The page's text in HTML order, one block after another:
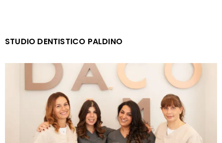
STUDIO DENTISTICO PALDINO